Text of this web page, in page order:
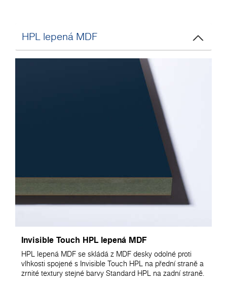
HPL lepená MDF
Invisible Touch HPL lepená MDF
HPL lepená MDF se skládá z MDF desky odolné proti
vlhkosti spojené s Invisible Touch HPL na přední straně a
zrnité textury stejné barvy Standard HPL na zadní straně.